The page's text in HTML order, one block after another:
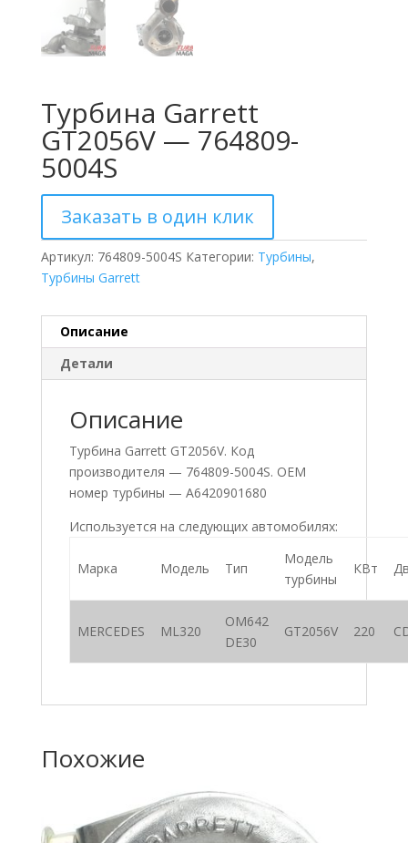
Турбина Garrett
GT2056V — 764809-
5004S
Заказать в один клик
Артикул: 764809-5004S Категории: Турбины,
Турбины Garrett
Описание
Детали
Описание
Турбина Garrett GT2056V. Код
производителя — 764809-5004S. ОЕМ
номер турбины — A6420901680
Используется на следующих автомобилях:
Марка Модель Тип
Модель
турбины
КВт
MERCEDES ML320
OM642
DE30
GT2056V 220
Похожие